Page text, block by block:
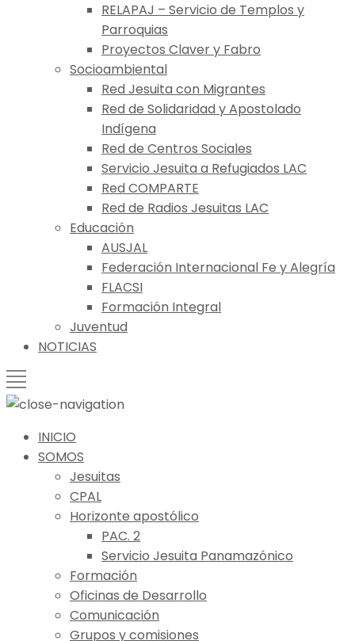
RELAPAJ – Servicio de Templos y
Parroquias
Proyectos Claver y Fabro
Socioambiental
Red Jesuita con Migrantes
Red de Solidaridad y Apostolado
Indígena
Red de Centros Sociales
Servicio Jesuita a Refugiados LAC
Red COMPARTE
Red de Radios Jesuitas LAC
Educación
AUSJAL
Federación Internacional Fe y Alegría
FLACSI
Formación Integral
Juventud
NOTICIAS
INICIO
SOMOS
Jesuitas
CPAL
Horizonte apostólico
PAC. 2
Servicio Jesuita Panamazónico
Formación
Oficinas de Desarrollo
Comunicación
Grupos y comisiones